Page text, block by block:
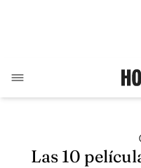
Las 10